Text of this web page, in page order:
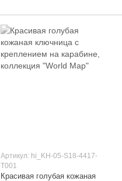
Артикул: hi_KH-05-S18-4417-
T001
Красивая голубая кожаная